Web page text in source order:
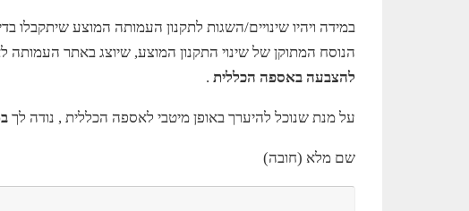
במידה ויהיו שינויים/השגות לתקנון העמותה המוצע שיתקבלו בדיון
הנוסח המתוקן של שינוי התקנון המוצע, שיוצג באתר העמותה
להצבעה באספה הכללית .
על מנת שנוכל להיערך באופן מיטבי לאספה הכללית , נודה לך
שם מלא (חובה)